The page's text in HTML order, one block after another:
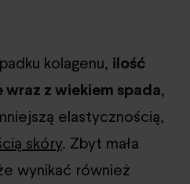
kolagenu, ilość
z wiekiem spada,
elastycznością,
skóry. Zbyt mała
wynikać również